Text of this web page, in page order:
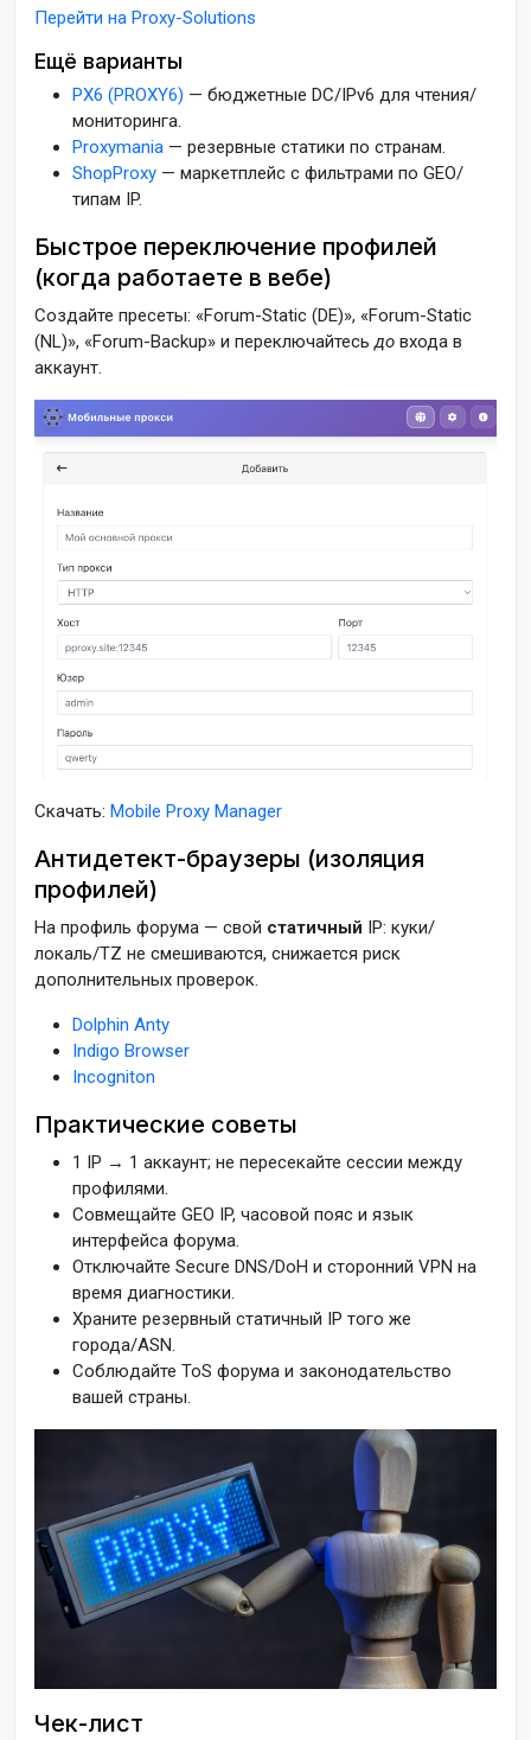
Перейти на Proxy-Solutions
Ещё варианты
PX6 (PROXY6) — бюджетные DC/IPv6 для чтения/
мониторинга.
Proxymania — резервные статики по странам.
ShopProxy — маркетплейс с фильтрами по GEO/
типам IP.
Быстрое переключение профилей
(когда работаете в вебе)
Создайте пресеты: «Forum-Static (DE)», «Forum-Static
(NL)», «Forum-Backup» и переключайтесьдо входа в
аккаунт.
Скачать: Mobile Proxy Manager
Антидетект-браузеры (изоляция
профилей)
На профиль форума — свой статичный IP: куки/
локаль/TZ не смешиваются, снижается риск
дополнительных проверок.
Dolphin Anty
Indigo Browser
Incogniton
Практические советы
1 IP → 1 аккаунт; не пересекайте сессии между
профилями.
Совмещайте GEO IP, часовой пояс и язык
интерфейса форума.
Отключайте Secure DNS/DoH и сторонний VPN на
время диагностики.
Храните резервный статичный IP того же
города/ASN.
Соблюдайте ToS форума и законодательство
вашей страны.
Чек-лист